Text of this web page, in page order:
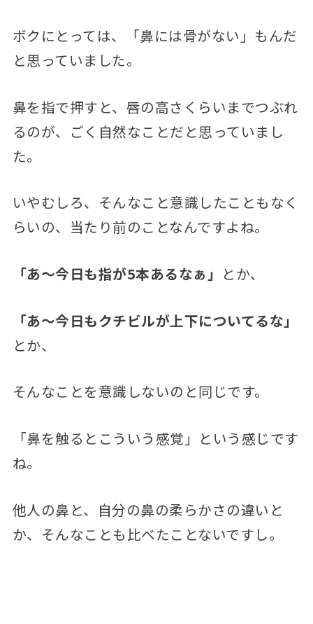
ボクにとっては、「鼻には骨がない」もんだ
と思っていました。
鼻を指で押すと、唇の高さくらいまでつぶれ
るのが、ごく自然なことだと思っていまし
た。
いやむしろ、そんなこと意識したこともなく
らいの、当たり前のことなんですよね。
「あ～今日も指が5本あるなぁ」 とか、
「あ～今日もクチビルが上下についてるな」
とか、
そんなことを意識しないのと同じです。
「鼻を触るとこういう感覚」という感じです
ね。
他人の鼻と、自分の鼻の柔らかさの違いと
か、そんなことも比べたことないですし。